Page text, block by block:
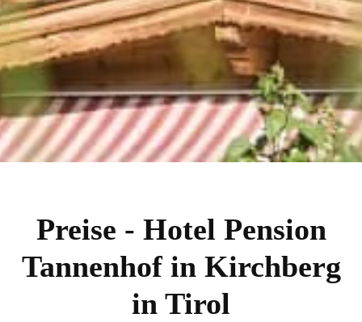
Preise - Hotel Pension
Tannenhof in Kirchberg
in Tirol